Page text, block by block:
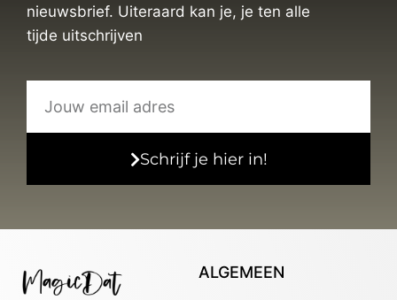
nieuwsbrief. Uiteraard kan je, je ten alle
tijde uitschrijven
Schrijf je hier in!
ALGEMEEN